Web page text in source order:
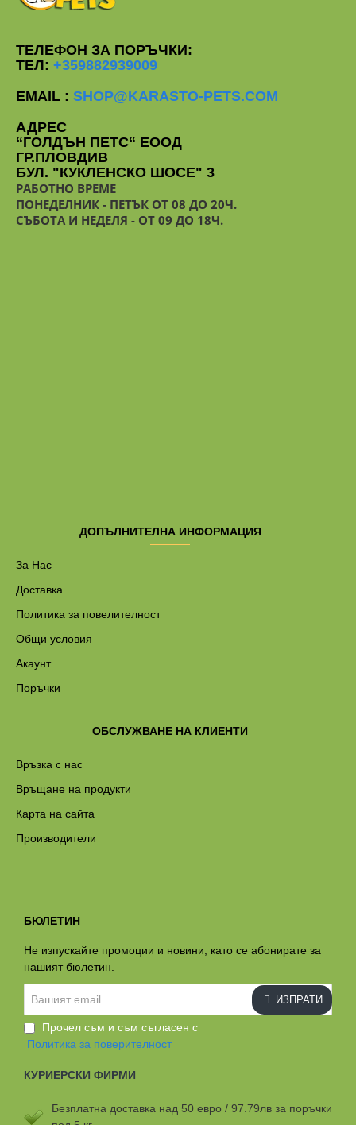
ТЕЛЕФОН ЗА ПОРЪЧКИ:
ТЕЛ: +359882939009
EMAIL : SHOP@KARASTO-PETS.COM
АДРЕС
“ГОЛДЪН ПЕТС“ ЕООД
ГР.ПЛОВДИВ
БУЛ. "КУКЛЕНСКО ШОСЕ" 3
РАБОТНО ВРЕМЕ
ПОНЕДЕЛНИК - ПЕТЪК ОТ 08 ДО 20Ч.
СЪБОТА И НЕДЕЛЯ - ОТ 09 ДО 18Ч.
ДОПЪЛНИТЕЛНА ИНФОРМАЦИЯ
За Нас
Доставка
Политика за повелителност
Общи условия
Акаунт
Поръчки
ОБСЛУЖВАНЕ НА КЛИЕНТИ
Връзка с нас
Връщане на продукти
Карта на сайта
Производители
БЮЛЕТИН
Не изпускайте промоции и новини, като се абонирате за
нашият бюлетин.
email
ИЗПРАТИ
Прочел съм и съм съгласен с
Политика за поверителност
КУРИЕРСКИ ФИРМИ
Безплатна доставка над 50 евро / 97.79лв за поръчки